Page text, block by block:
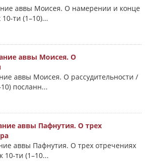
аввы Моисея. О намерении и конце
ти (1–10)...
аввы Моисея. О
аввы Моисея. О рассудительности /
посланн...
аввы Пафнутия. О трех
аввы Пафнутия. О трех отречениях
10-ти (1–10...